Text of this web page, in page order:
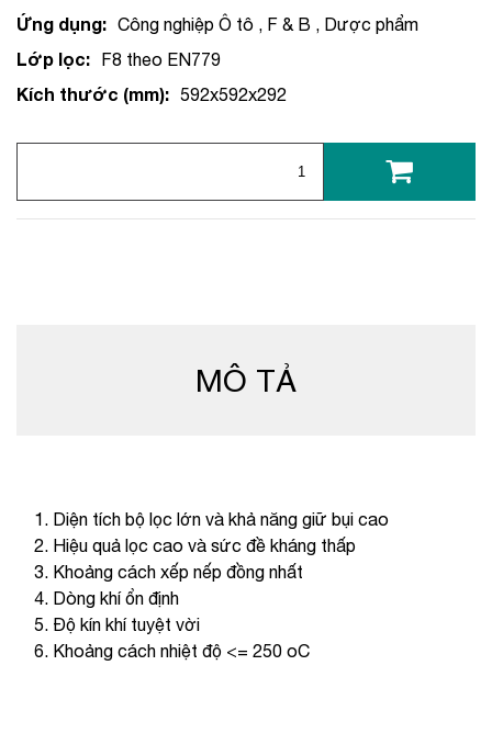
Ứng dụng: Công nghiệp Ô tô F & B Dược phẩm
Lớp lọc: F8 theo EN779
Kích thước (mm): 592x592x292
MÔ TẢ
1. Diện tích bộ lọc lớn và khả năng giữ bụi cao
2. Hiệu quả lọc cao và sức đề kháng thấp
3. Khoảng cách xếp nếp đồng nhất
4. Dòng khí ổn định
5. Độ kín khí tuyệt vời
6. Khoảng cách nhiệt độ <= 250 oC